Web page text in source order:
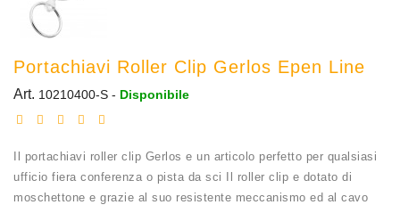
Portachiavi Roller Clip Gerlos Epen Line
Art. 10210400-S - Disponibile
Il portachiavi roller clip Gerlos e un articolo perfetto per qualsiasi
ufficio fiera conferenza o pista da sci Il roller clip e dotato di
moschettone e grazie al suo resistente meccanismo ed al cavo